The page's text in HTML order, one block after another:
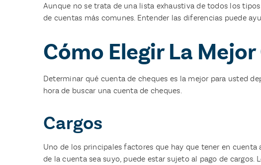
Aunque no se trata de una lista exhaustiva de todos los
de cuentas más comunes. Entender las diferencias puede
Cómo Elegir La
Determinar qué cuenta de cheques es la mejor para usted
hora de buscar una cuenta de cheques.
Cargos
Uno de los principales factores que hay que tener en
de la cuenta sea suyo, puede estar sujeto al pago de